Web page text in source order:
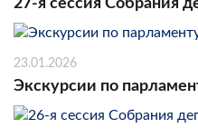
27-я сессия Собрания
23.01.2026
Экскурсии по